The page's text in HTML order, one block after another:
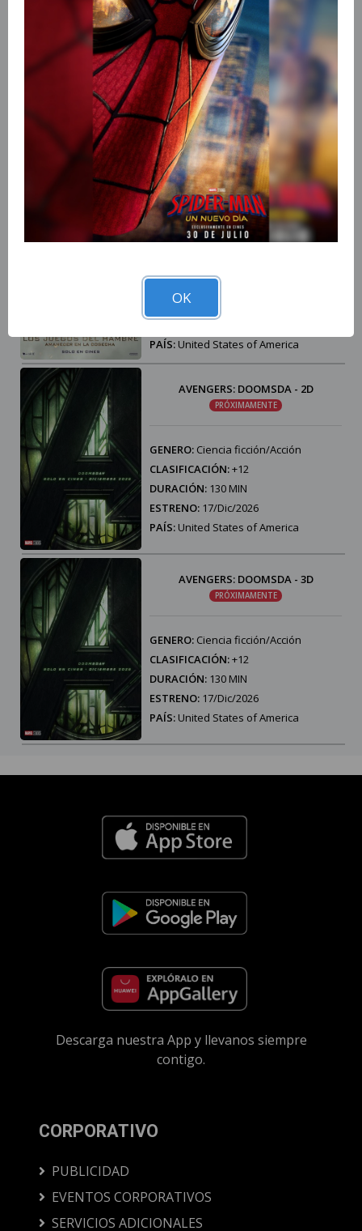
EL GATO CON SOMBRERO - 3D
PRÓXIMAMENTE
GENERO:Acción, Animación, Aventura
CLASIFICACIÓN:AT
DURACIÓN:96 MIN
ESTRENO:05/Nov/2026
PAÍS:United States of America
LOS JUEGOS DEL HAMBRE: AMANECER
EN LA COSECHA - 2D
PRÓXIMAMENTE
CLASIFICACIÓN:
DURACIÓN:
ESTRENO:19/Nov/2026
PAÍS: United States of America
AVENGERS: DOOMSDA - 2D
PRÓXIMAMENTE
GENERO: Ciencia ficción/Acción
CLASIFICACIÓN:+12
DURACIÓN: 130 MIN
ESTRENO: 17/Dic/2026
PAÍS: United States of America
AVENGERS: DOOMSDA - 3D
PRÓXIMAMENTE
GENERO: Ciencia ficción/Acción
CLASIFICACIÓN:+12
DURACIÓN: 130 MIN
ESTRENO: 17/Dic/2026
PAÍS: United States of America
Descarga nuestra App y llevanos siempre
contigo.
CORPORATIVO
PUBLICIDAD
EVENTOS CORPORATIVOS
SERVICIOS ADICIONALES
OK